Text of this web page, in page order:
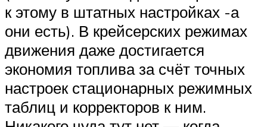
к этому в штатных настройках -а
они есть). В крейсерских режимах
движения даже достигается
экономия топлива за счёт точных
настроек стационарных режимных
таблиц и корректоров к ним.